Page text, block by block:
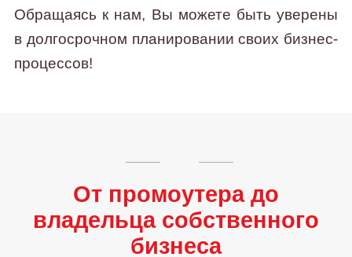
Обращаясь к нам, Вы можете быть уверены
в долгосрочном планировании своих бизнес-
процессов!
От промоутера до
владельца собственного
бизнеса